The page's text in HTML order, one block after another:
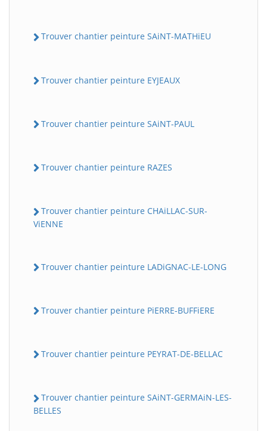
Trouver chantier peinture SAiNT-MATHiEU
Trouver chantier peinture EYJEAUX
Trouver chantier peinture SAiNT-PAUL
Trouver chantier peinture RAZES
Trouver chantier peinture CHAiLLAC-SUR-
ViENNE
Trouver chantier peinture LADiGNAC-LE-LONG
Trouver chantier peinture PiERRE-BUFFiERE
Trouver chantier peinture PEYRAT-DE-BELLAC
Trouver chantier peinture SAiNT-GERMAiN-LES-
BELLES